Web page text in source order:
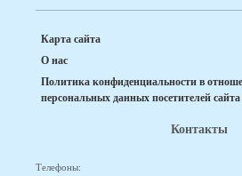
Карта сайта
О нас
Политика конфиденциальности в
персональных данных посетителей сайта
Контакты
Телефоны: